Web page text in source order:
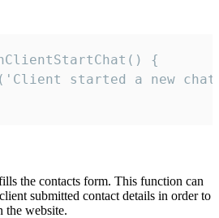
{
started a new
the contacts form. This function can
submitted contact details in order to
the website.